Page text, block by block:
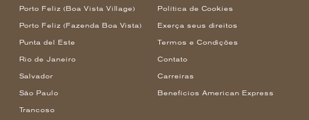
Porto Feliz (Boa Vista Village)
Porto Feliz (Fazenda Boa Vista)
Punta del Este
Rio de Janeiro
Salvador
São Paulo
Trancoso
Política de Cookies
Exerça seus direitos
Termos e Condições
Contato
Carreiras
Benefícios American Express